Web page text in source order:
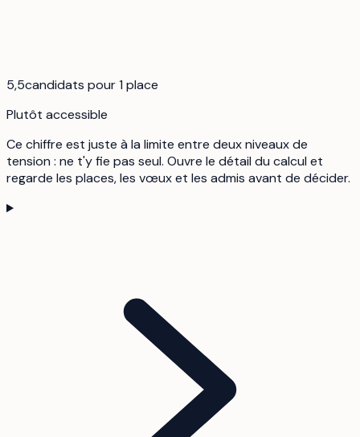
5,5candidats pour 1 place
Plutôt accessible
Ce chiffre est juste à la limite entre deux niveaux de
tension : ne t'y fie pas seul. Ouvre le détail du calcul et
regarde les places, les vœux et les admis avant de décider.